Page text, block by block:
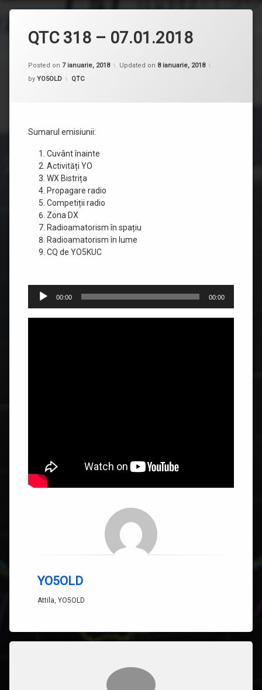
QTC 318 – 07.01.2018
Posted on 7 ianuarie, 2018 Updated on 8 ianuarie, 2018
by YO5OLD Categorii:
QTC
Sumarul emisiunii:
Cuvânt înainte
Activități YO
WX Bistrița
Propagare radio
Competiții radio
Zona DX
Radioamatorism în spațiu
Radioamatorism în lume
CQ de YO5KUC
Player
audio
00:00 00:00
YO5OLD
Attila, YO5OLD